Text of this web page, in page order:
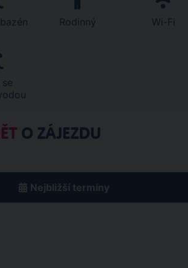
Rodinný Wi-Fi
se
O ZÁJEZDU
Nejbližší termíny